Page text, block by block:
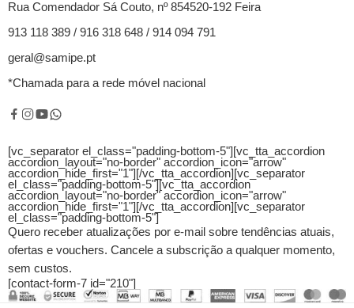
Rua Comendador Sá Couto, nº 854520-192 Feira
913 118 389 / 916 318 648 / 914 094 791
geral@samipe.pt
*Chamada para a rede móvel nacional
[vc_separator el_class="padding-bottom-5"][vc_tta_accordion
accordion_layout="no-border" accordion_icon="arrow"
accordion_hide_first="1"] [/vc_tta_accordion][vc_separator
el_class="padding-bottom-5"][vc_tta_accordion
accordion_layout="no-border" accordion_icon="arrow"
accordion_hide_first="1"] [/vc_tta_accordion][vc_separator
el_class="padding-bottom-5"]
Quero receber atualizações por e-mail sobre tendências atuais,
ofertas e vouchers. Cancele a subscrição a qualquer momento,
sem custos.
[contact-form-7 id="210"]